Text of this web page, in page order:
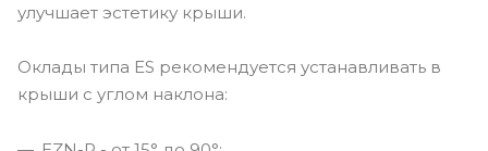
улучшает эстетику крыши.
Оклады типа ES рекомендуется устанавливать в
крыши с углом наклона: